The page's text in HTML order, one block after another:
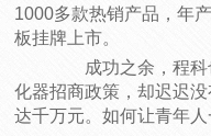
1000多款热销产品，年
板挂牌上市。
成功之余，程科
化器招商政策，却迟迟
达千万元。如何让青年人